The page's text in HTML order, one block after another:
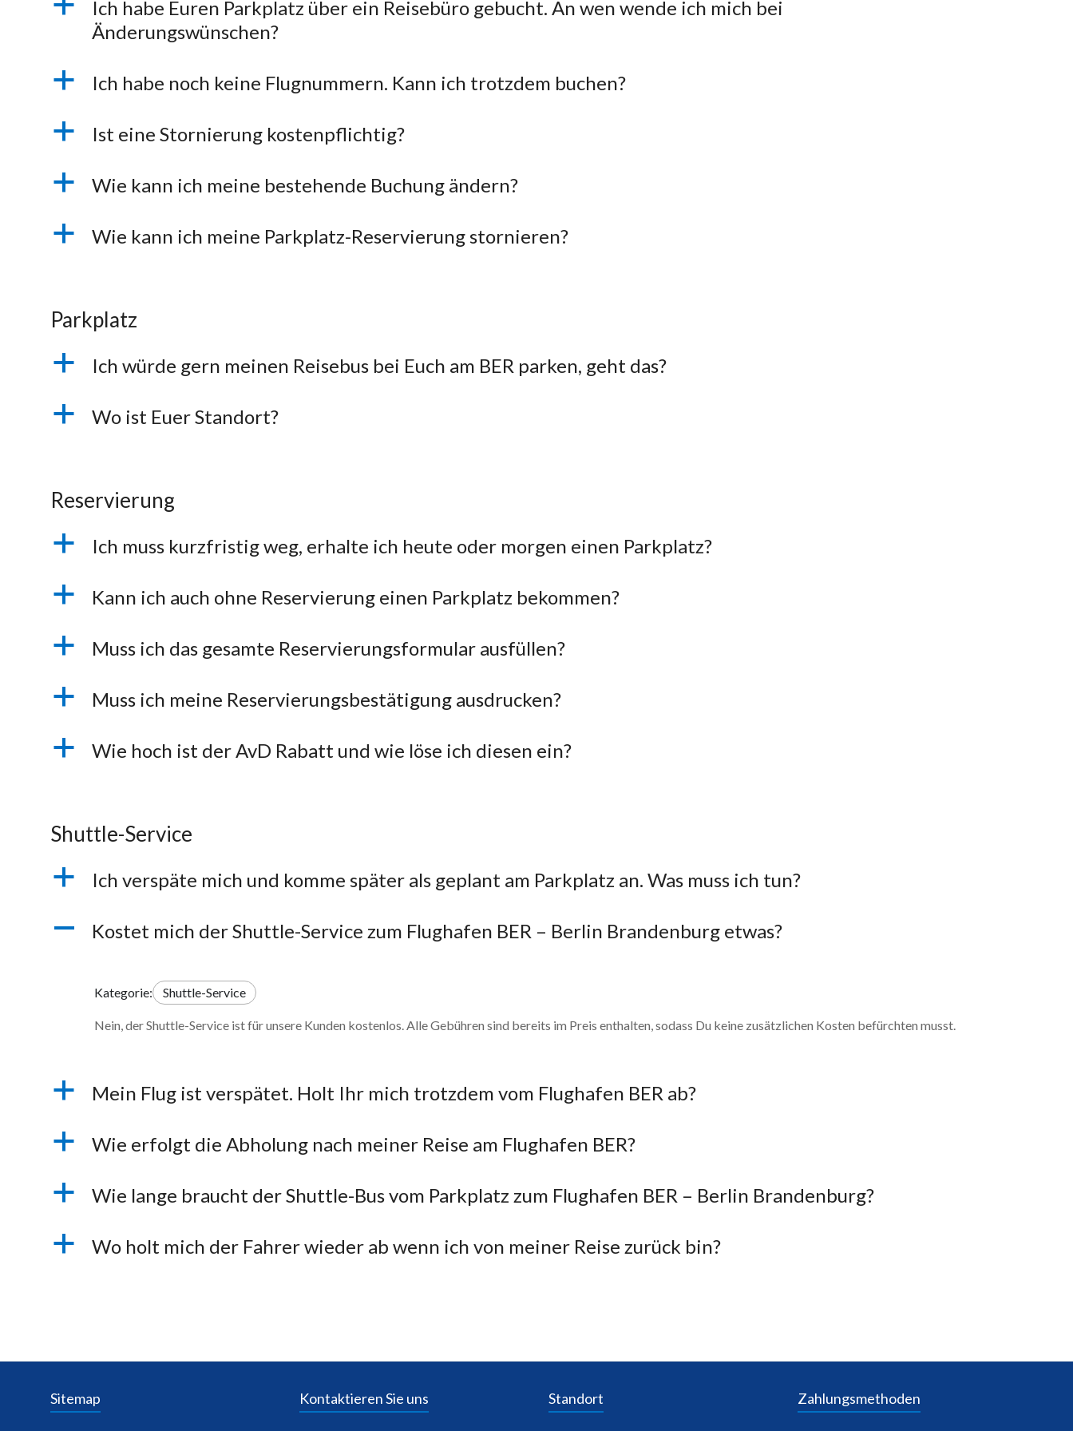
a
Ich habe Euren Parkplatz über ein Reisebüro gebucht. An wen wende ich mich bei
Änderungswünschen?
a Ich habe noch keine Flugnummern. Kann ich trotzdem buchen?
a Ist eine Stornierung kostenpflichtig?
a Wie kann ich meine bestehende Buchung ändern?
a Wie kann ich meine Parkplatz-Reservierung stornieren?
Parkplatz
a Ich würde gern meinen Reisebus bei Euch am BER parken, geht das?
a Wo ist Euer Standort?
Reservierung
a Ich muss kurzfristig weg, erhalte ich heute oder morgen einen Parkplatz?
a Kann ich auch ohne Reservierung einen Parkplatz bekommen?
a Muss ich das gesamte Reservierungsformular ausfüllen?
a Muss ich meine Reservierungsbestätigung ausdrucken?
a Wie hoch ist der AvD Rabatt und wie löse ich diesen ein?
Shuttle-Service
a Ich verspäte mich und komme später als geplant am Parkplatz an. Was muss ich tun?
A Kostet mich der Shuttle-Service zum Flughafen BER – Berlin Brandenburg etwas?
Kategorie: Shuttle-Service
Nein, der Shuttle-Service ist für unsere Kunden kostenlos. Alle Gebühren sind bereits im Preis enthalten, sodass Du keine zusätzlichen Kosten befürchten musst.
a Mein Flug ist verspätet. Holt Ihr mich trotzdem vom Flughafen BER ab?
a Wie erfolgt die Abholung nach meiner Reise am Flughafen BER?
a Wie lange braucht der Shuttle-Bus vom Parkplatz zum Flughafen BER – Berlin Brandenburg?
a Wo holt mich der Fahrer wieder ab wenn ich von meiner Reise zurück bin?
Sitemap Kontaktieren Sie uns Standort Zahlungsmethoden